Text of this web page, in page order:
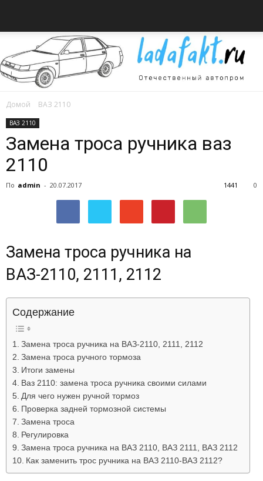
автомобилях
Лада
Домой ВАЗ 2110
ВАЗ 2110
Замена троса ручника ваз
2110
По admin - 20.07.2017 0
1441
Замена троса ручника на
ВАЗ-2110, 2111, 2112
Содержание
Замена троса ручника на ВАЗ-2110, 2111, 2112
Замена троса ручного тормоза
Итоги замены
Ваз 2110: замена троса ручника своими силами
Для чего нужен ручной тормоз
Проверка задней тормозной системы
Замена троса
Регулировка
Замена троса ручника на ВАЗ 2110, ВАЗ 2111, ВАЗ 2112
Как заменить трос ручника на ВАЗ 2110-ВАЗ 2112?